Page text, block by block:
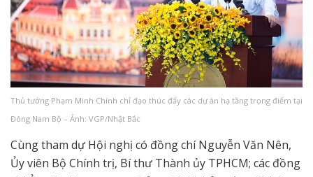
Thủ tướng Phạm Minh Chính chỉ đạo thúc đẩy các dự án hạ tầng trọng điểm tại
Đông Nam Bộ – Ảnh: VGP/Nhật Bắc
Cùng tham dự Hội nghị có đồng chí Nguyễn Văn Nên,
Ủy viên Bộ Chính trị, Bí thư Thành ủy TPHCM; các đồng